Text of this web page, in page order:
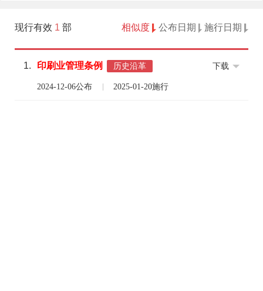
现行有效 1 部 相似度 公布日期 施行日期
1. 印刷业管理条例 历史沿革
2024-12-06公布 2025-01-20施行
下载